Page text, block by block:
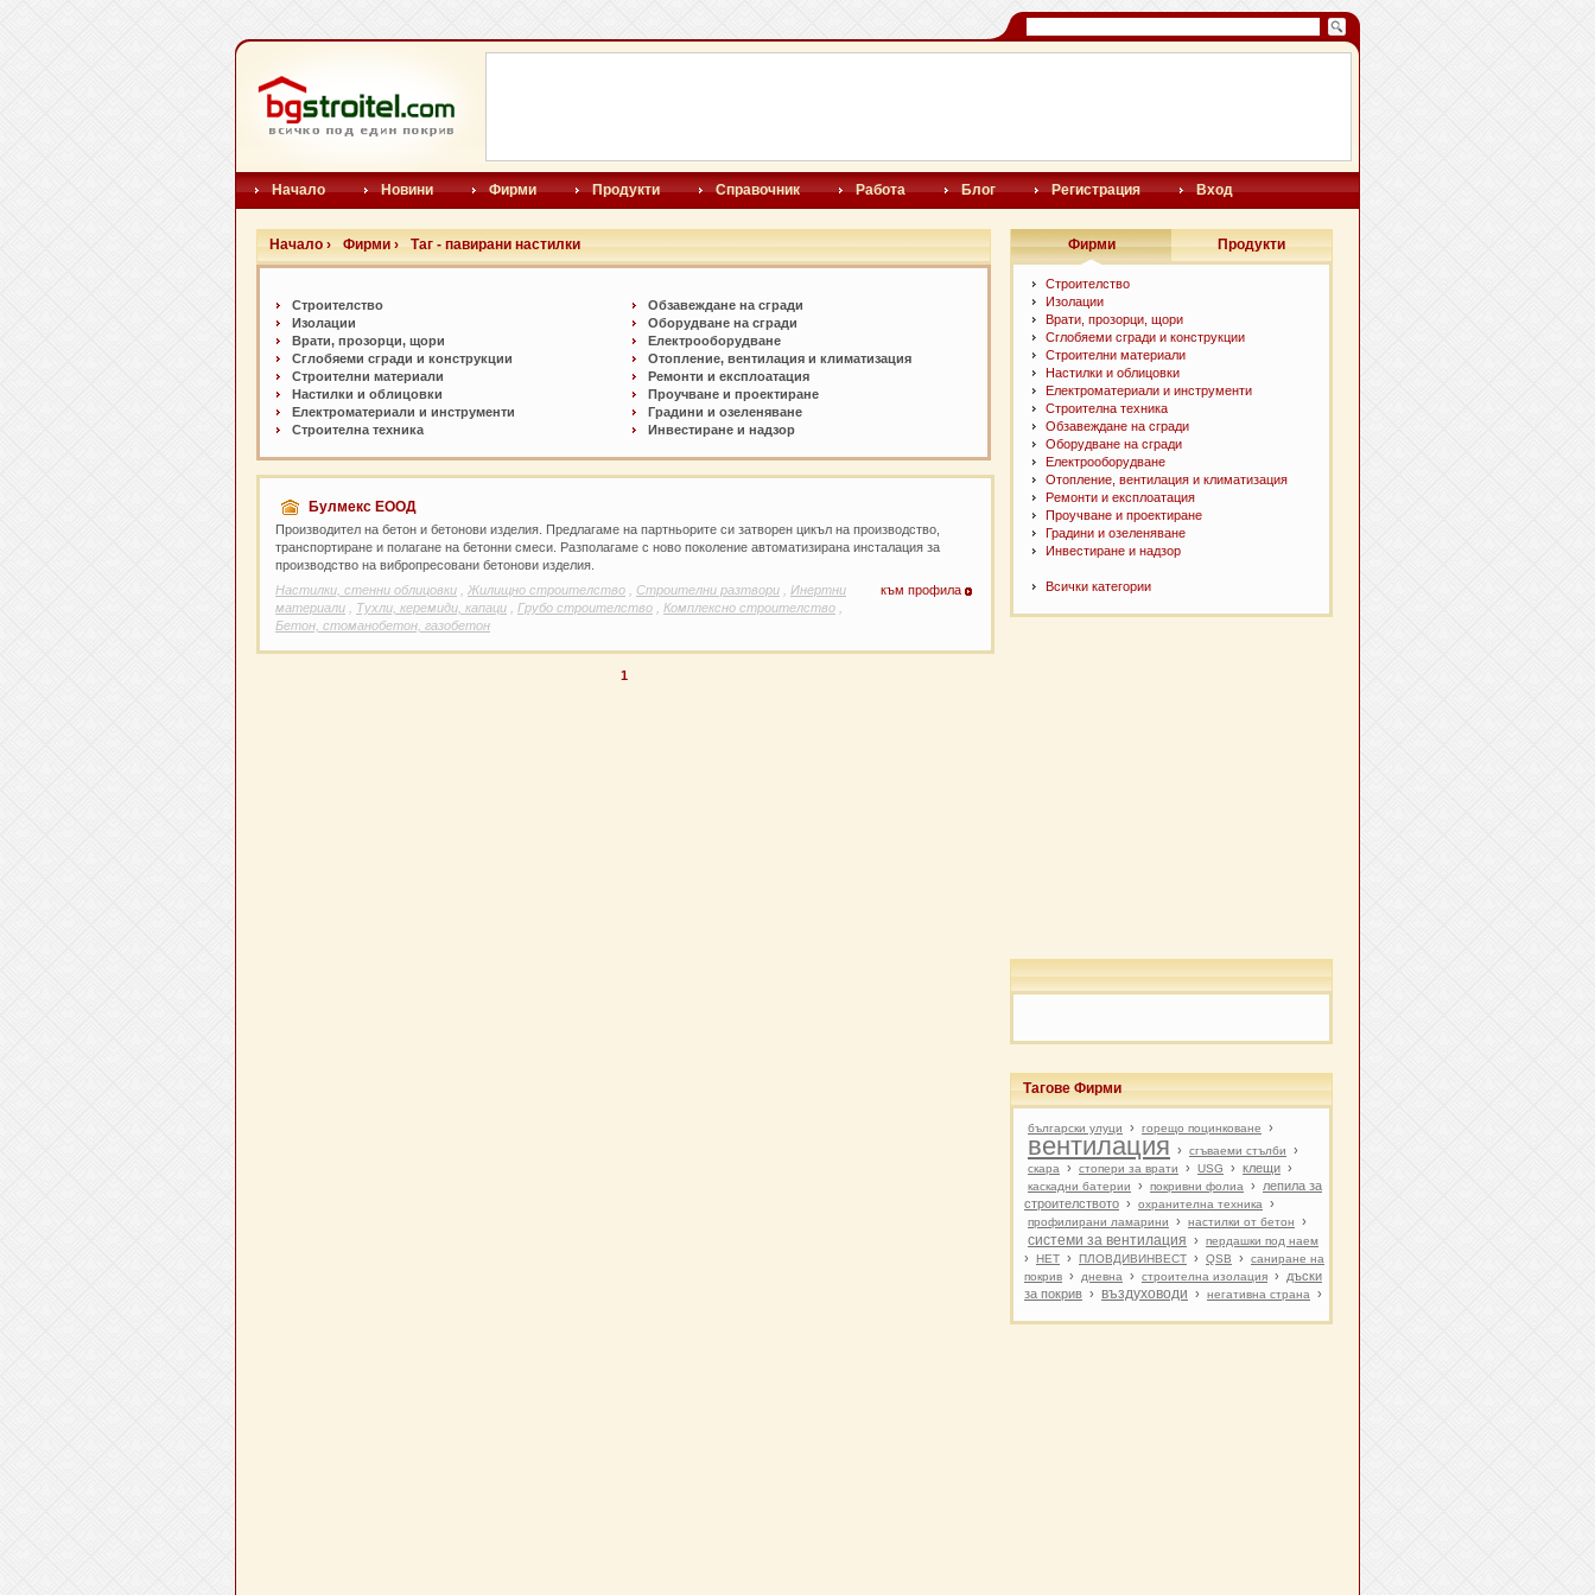
Начало Новини Фирми Продукти Справочник Работа Блог Регистрация Вход
Начало › Фирми › Таг - павирани настилки
Строителство
Изолации
Врати, прозорци, щори
Сглобяеми сгради и конструкции
Строителни материали
Настилки и oблицовки
Електроматериали и инструменти
Строителна техника
Обзавеждане на сгради
Оборудване на сгради
Електрооборудване
Отопление, вентилация и климатизация
Ремонти и експлоатация
Проучване и проектиране
Градини и озеленяване
Инвестиране и надзор
Булмекс ЕООД
Производител на бетон и бетонови изделия. Предлагаме на партньорите си затворен цикъл на производство,
транспортиране и полагане на бетонни смеси. Разполагаме с ново поколение автоматизирана инсталация за
производство на вибропресовани бетонови изделия.
Настилки, стенни облицовки
Жилищно строителство Строителни разтвори
Инертни
материали
Тухли, керемиди, капаци Грубо строителство Комплексно строителство
Бетон, стоманобетон, газобетон
към профила
1
Фирми Продукти
Строителство
Изолации
Врати, прозорци, щори
Сглобяеми сгради и конструкции
Строителни материали
Настилки и oблицовки
Електроматериали и инструменти
Строителна техника
Обзавеждане на сгради
Оборудване на сгради
Електрооборудване
Отопление, вентилация и климатизация
Ремонти и експлоатация
Проучване и проектиране
Градини и озеленяване
Инвестиране и надзор
Всички категории
Тагове Фирми
български улуци › горещо поцинковане ›
вентилация › сгъваеми стълби ›
скара › стопери за врати › USG › клещи ›
каскадни батерии › покривни фолиа ›
лепила за
строителството › охранителна техника ›
профилирани ламарини › настилки от бетон ›
системи за вентилация › пердашки под наем
› HET › ПЛОВДИВИНВЕСТ › QSB ›
саниране на
покрив › дневна › строителна изолация ›
дъски
за покрив › въздуховоди › негативна страна ›